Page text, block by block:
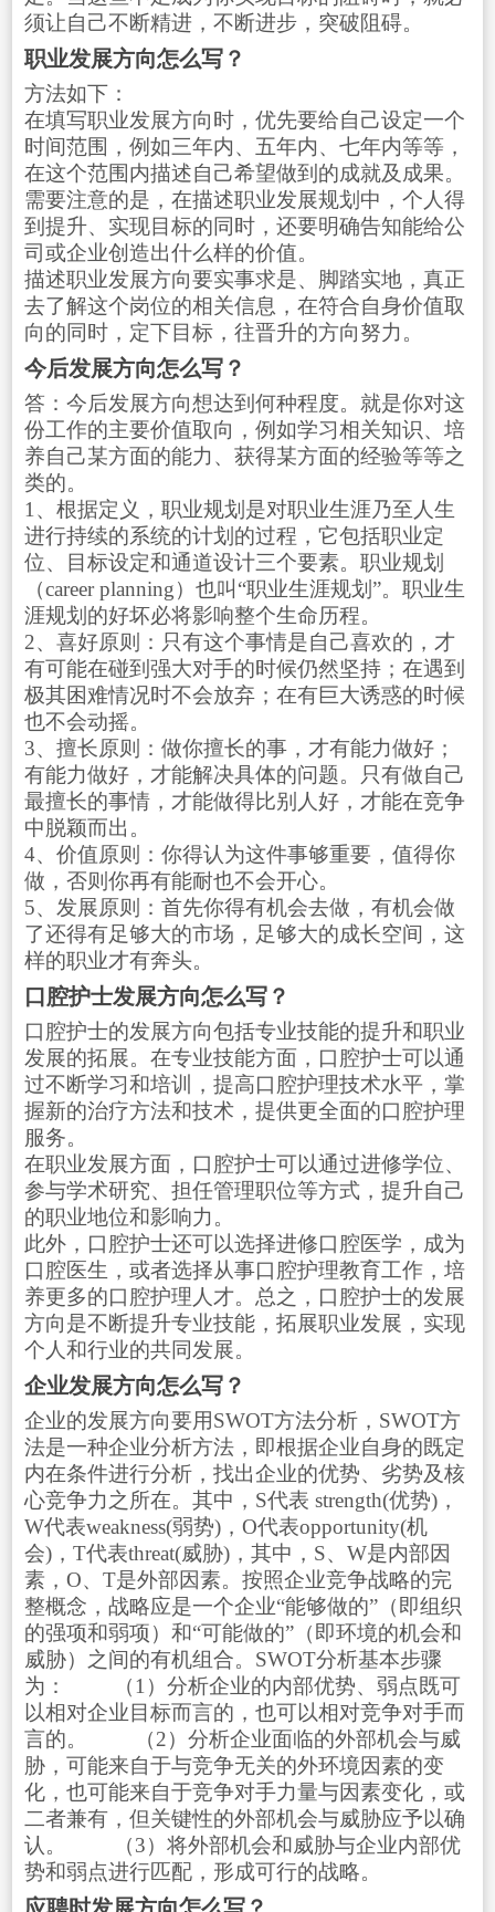
须让自己不断精进，不断进步，突破阻碍。
职业发展方向怎么写？
方法如下：
在填写职业发展方向时，优先要给自己设定一个
时间范围，例如三年内、五年内、七年内等等，
在这个范围内描述自己希望做到的成就及成果。
需要注意的是，在描述职业发展规划中，个人得
到提升、实现目标的同时，还要明确告知能给公
司或企业创造出什么样的价值。
描述职业发展方向要实事求是、脚踏实地，真正
去了解这个岗位的相关信息，在符合自身价值取
向的同时，定下目标，往晋升的方向努力。
今后发展方向怎么写？
答：今后发展方向想达到何种程度。就是你对这
份工作的主要价值取向，例如学习相关知识、培
养自己某方面的能力、获得某方面的经验等等之
类的。
1、根据定义，职业规划是对职业生涯乃至人生
进行持续的系统的计划的过程，它包括职业定
位、目标设定和通道设计三个要素。职业规划
（career planning）也叫“职业生涯规划”。职业生
涯规划的好坏必将影响整个生命历程。
2、喜好原则：只有这个事情是自己喜欢的，才
有可能在碰到强大对手的时候仍然坚持；在遇到
极其困难情况时不会放弃；在有巨大诱惑的时候
也不会动摇。
3、擅长原则：做你擅长的事，才有能力做好；
有能力做好，才能解决具体的问题。只有做自己
最擅长的事情，才能做得比别人好，才能在竞争
中脱颖而出。
4、价值原则：你得认为这件事够重要，值得你
做，否则你再有能耐也不会开心。
5、发展原则：首先你得有机会去做，有机会做
了还得有足够大的市场，足够大的成长空间，这
样的职业才有奔头。
口腔护士发展方向怎么写？
口腔护士的发展方向包括专业技能的提升和职业
发展的拓展。在专业技能方面，口腔护士可以通
过不断学习和培训，提高口腔护理技术水平，掌
握新的治疗方法和技术，提供更全面的口腔护理
服务。
在职业发展方面，口腔护士可以通过进修学位、
参与学术研究、担任管理职位等方式，提升自己
的职业地位和影响力。
此外，口腔护士还可以选择进修口腔医学，成为
口腔医生，或者选择从事口腔护理教育工作，培
养更多的口腔护理人才。总之，口腔护士的发展
方向是不断提升专业技能，拓展职业发展，实现
个人和行业的共同发展。
企业发展方向怎么写？
企业的发展方向要用SWOT方法分析，SWOT方
法是一种企业分析方法，即根据企业自身的既定
内在条件进行分析，找出企业的优势、劣势及核
心竞争力之所在。其中，S代表 strength(优势)，
W代表weakness(弱势)，O代表opportunity(机
会)，T代表threat(威胁)，其中，S、W是内部因
素，O、T是外部因素。按照企业竞争战略的完
整概念，战略应是一个企业“能够做的”（即组织
的强项和弱项）和“可能做的”（即环境的机会和
威胁）之间的有机组合。SWOT分析基本步骤
为： （1）分析企业的内部优势、弱点既可
以相对企业目标而言的，也可以相对竞争对手而
言的。 （2）分析企业面临的外部机会与威
胁，可能来自于与竞争无关的外环境因素的变
化，也可能来自于竞争对手力量与因素变化，或
二者兼有，但关键性的外部机会与威胁应予以确
认。 （3）将外部机会和威胁与企业内部优
势和弱点进行匹配，形成可行的战略。